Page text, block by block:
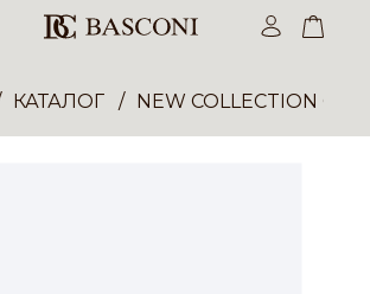
КАТАЛОГ NEW COLLECTION